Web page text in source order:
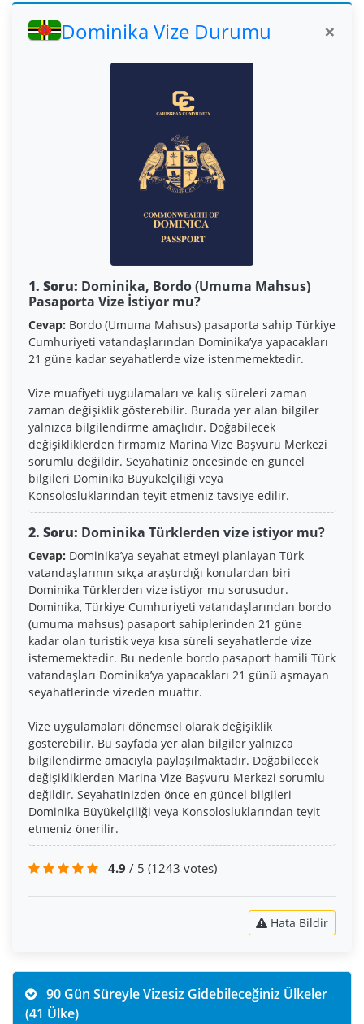
Dominika Vize Durumu ×
1. Soru: Dominika, Bordo (Umuma Mahsus)
Pasaporta Vize İstiyor mu?
Cevap: Bordo (Umuma Mahsus) pasaporta sahip Türkiye
Cumhuriyeti vatandaşlarından Dominika’ya yapacakları
21 güne kadar seyahatlerde vize istenmemektedir.
Vize muafiyeti uygulamaları ve kalış süreleri zaman
zaman değişiklik gösterebilir. Burada yer alan bilgiler
yalnızca bilgilendirme amaçlıdır. Doğabilecek
değişikliklerden firmamız Marina Vize Başvuru Merkezi
sorumlu değildir. Seyahatiniz öncesinde en güncel
bilgileri Dominika Büyükelçiliği veya
Konsolosluklarından teyit etmeniz tavsiye edilir.
2. Soru: Dominika Türklerden vize istiyor mu?
Cevap: Dominika’ya seyahat etmeyi planlayan Türk
vatandaşlarının sıkça araştırdığı konulardan biri
Dominika Türklerden vize istiyor mu sorusudur.
Dominika, Türkiye Cumhuriyeti vatandaşlarından bordo
(umuma mahsus) pasaport sahiplerinden 21 güne
kadar olan turistik veya kısa süreli seyahatlerde vize
istememektedir. Bu nedenle bordo pasaport hamili Türk
vatandaşları Dominika’ya yapacakları 21 günü aşmayan
seyahatlerinde vizeden muaftır.
Vize uygulamaları dönemsel olarak değişiklik
gösterebilir. Bu sayfada yer alan bilgiler yalnızca
bilgilendirme amacıyla paylaşılmaktadır. Doğabilecek
değişikliklerden Marina Vize Başvuru Merkezi sorumlu
değildir. Seyahatinizden önce en güncel bilgileri
Dominika Büyükelçiliği veya Konsolosluklarından teyit
etmeniz önerilir.
4.9 / 5 (1243 votes)
Hata Bildir
(41 Ülke)